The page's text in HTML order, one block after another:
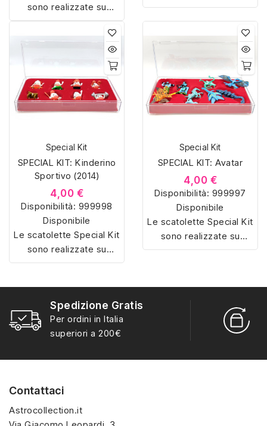
sono realizzate su
misura con materiali di
alta qualità, hanno un
interno sagomato in
vellutino rosso e offrono
soluzioni eleganti e
pratiche per organizzare
e mostrare la tua
misura con materiali di
alta qualità, hanno un
interno sagomato in
vellutino rosso e offrono
soluzioni eleganti e
pratiche per organizzare
e mostrare la tua
collezione di sorpresine.
Special Kit
SPECIAL KIT: Kinderino
Sportivo (2014)
4,00 €
Disponibilità: 999998
Disponibile
Le scatolette Special Kit
sono realizzate su
misura con materiali di
vellutino rosso e offrono
soluzioni eleganti e
pratiche per organizzare
collezione di sorpresine.
Special Kit
SPECIAL KIT: Avatar
4,00 €
Disponibilità: 999997
Disponibile
Le scatolette Special Kit
sono realizzate su
misura con materiali di
soluzioni eleganti e
pratiche per organizzare
e mostrare la tua
Spedizione Gratis
Per ordini in Italia
superiori a 200€
Contattaci
Astrocollection.it